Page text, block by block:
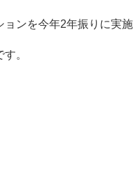
ンを今年2年振りに実施
。